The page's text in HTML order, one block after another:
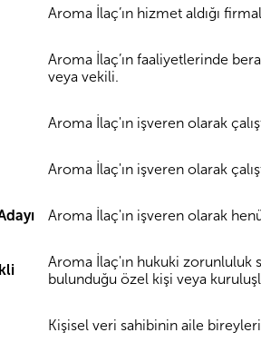
Aroma İlaç’ın hizmet aldığı
Aroma İlaç’ın faaliyetlerinde
veya vekili.
Aroma İlaç'ın işveren olarak
Aroma İlaç'ın işveren olarak
Aroma İlaç'ın işveren olarak
Aroma İlaç'ın hukuki zorunluluk
bulunduğu özel kişi veya
Kişisel veri sahibinin aile